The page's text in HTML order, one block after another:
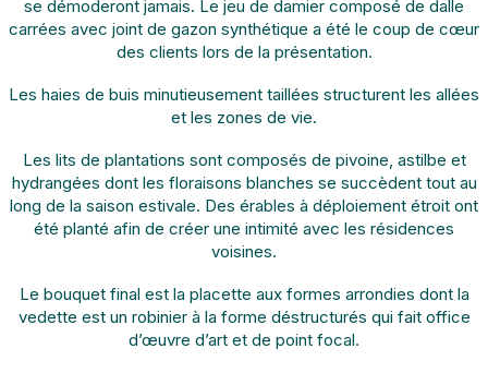
se démoderont jamais. Le jeu de damier composé de dalle
carrées avec joint de gazon synthétique a été le coup de cœur
des clients lors de la présentation.
Les haies de buis minutieusement taillées structurent les allées
et les zones de vie.
Les lits de plantations sont composés de pivoine, astilbe et
hydrangées dont les floraisons blanches se succèdent tout au
long de la saison estivale. Des érables à déploiement étroit ont
été planté afin de créer une intimité avec les résidences
voisines.
Le bouquet final est la placette aux formes arrondies dont la
vedette est un robinier à la forme déstructurés qui fait office
d’œuvre d’art et de point focal.